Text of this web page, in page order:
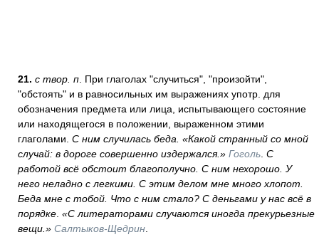
21. с твор. п . При глаголах "случиться", "произойти",
"обстоять" и в равносильных им выражениях употр. для
обозначения предмета или лица, испытывающего состояние
или находящегося в положении, выраженном этими
глаголами. С ним случилась беда. «Какой странный со мной
случай: в дороге совершенно издержался.» Гоголь С
работой всё обстоит благополучно. С ним нехорошо. У
него неладно с легкими. С этим делом мне много хлопот.
Беда мне с тобой. Что с ним стало? С деньгами у нас всё в
порядке «С литераторами случаются иногда прекурьезные
вещи.» Салтыков-Щедрин